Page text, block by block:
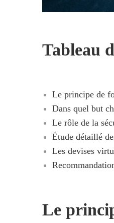
Tableau
Le principe de
Dans quel but
Le rôle de la
Étude détaillé
Les devises
Le